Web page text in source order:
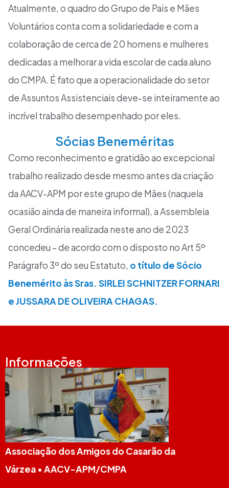
Atualmente, o quadro do Grupo de Pais e Mães
Voluntários conta com a solidariedade e com a
colaboração de cerca de 20 homens e mulheres
dedicadas a melhorar a vida escolar de cada aluno
do CMPA. É fato que a operacionalidade do setor
de Assuntos Assistenciais deve-se inteiramente ao
incrível trabalho desempenhado por eles.
Sócias Beneméritas
Como reconhecimento e gratidão ao excepcional
trabalho realizado desde mesmo antes da criação
da AACV-APM por este grupo de Mães (naquela
ocasião ainda de maneira informal), a Assembleia
Geral Ordinária realizada neste ano de 2023
concedeu – de acordo com o disposto no Art 5º
Parágrafo 3º do seu Estatuto, o título de Sócio
Benemérito às Sras. SIRLEI SCHNITZER FORNARI
e JUSSARA DE OLIVEIRA CHAGAS.
Informações
Associação dos Amigos do Casarão da
Várzea • AACV-APM/CMPA